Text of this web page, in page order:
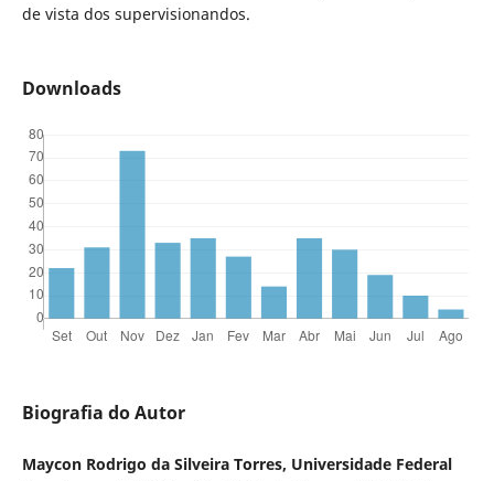
de vista dos supervisionandos.
Downloads
Biografia do Autor
Maycon Rodrigo da Silveira Torres, Universidade Federal